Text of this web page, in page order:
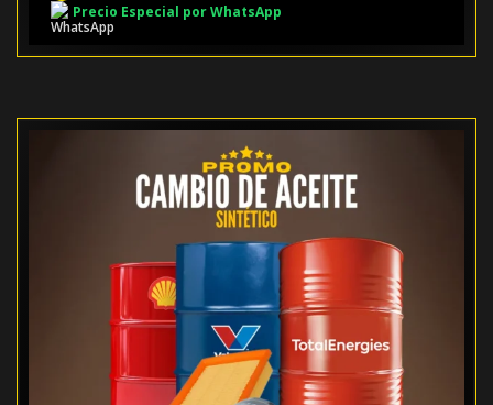
Precio Especial por WhatsApp